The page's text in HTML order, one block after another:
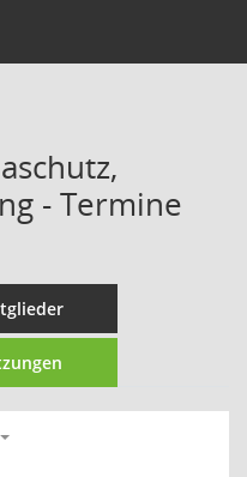
- Termine